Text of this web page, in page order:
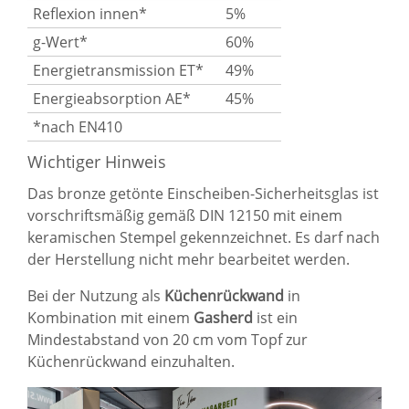
Reflexion innen*
5%
g-Wert*
60%
Energietransmission ET*
49%
Energieabsorption AE*
45%
*nach EN410
Wichtiger Hinweis
Das bronze getönte Einscheiben-Sicherheitsglas ist
vorschriftsmäßig gemäß DIN 12150 mit einem
keramischen Stempel gekennzeichnet. Es darf nach
der Herstellung nicht mehr bearbeitet werden.
Bei der Nutzung als Küchenrückwand in
Kombination mit einem Gasherd ist ein
Mindestabstand von 20 cm vom Topf zur
Küchenrückwand einzuhalten.
Sie haben gelesen: Funkenschutzplatte 6 mm Bronze